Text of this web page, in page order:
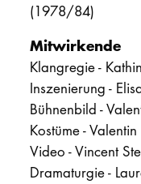
(1978/84)
Mitwirkende
Klangregie -
Inszenierung -
Bühnenbild -
Kostüme -
Video - Vincent
Dramaturgie -